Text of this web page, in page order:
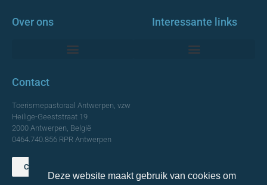
Over ons Interessante links
Contact
Toerismepastoraal Antwerpen, vzw
Heilige-Geeststraat 19
2000 Antwerpen, België
0464.740.856 RPR Antwerpen
Contact opnemen
Deze website maakt gebruik van cookies om